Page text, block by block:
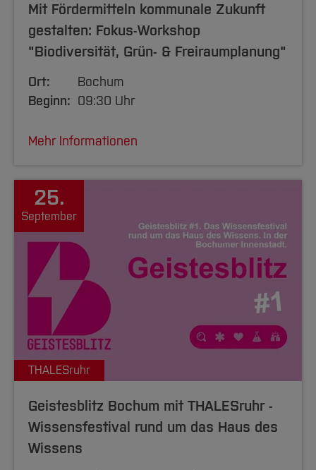
Mit Fördermitteln kommunale Zukunft
gestalten: Fokus-Workshop
"Biodiversität, Grün- & Freiraumplanung"
Ort:
Bochum
Beginn: 09:30 Uhr
Mehr Informationen
THALESruhr
25.
September
Geistesblitz Bochum mit THALESruhr -
Wissensfestival rund um das Haus des
Wissens